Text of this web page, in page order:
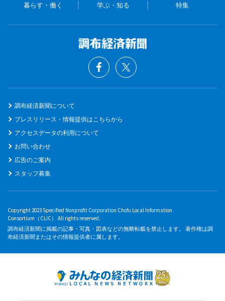
暮らす・働く 学ぶ・知る 特集
調布経済新聞について
プレスリリース・情報提供はこちらから
アクセスデータの利用について
お問い合わせ
広告のご案内
スタッフ募集
Copyright 2023 Specified Nonprofit Corporation Chofu Local Information
Consortium（CLIC） All rights reserved.
調布経済新聞に掲載の記事・写真・図表などの無断転載を禁止します。 著作権は調
布経済新聞またはその情報提供者に属します。